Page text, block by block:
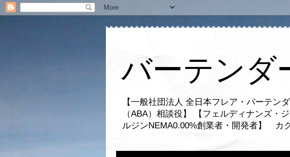
バーテンダ
【一般社団法人 全日本フレア・バーテン
（ABA）相談役】 【フェルディナンズ・
ルジンNEMA0.00%創業者・開発者】 カ